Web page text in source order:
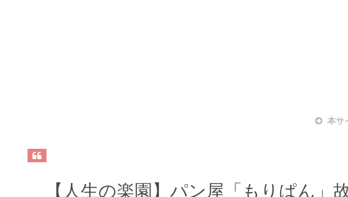
本サ
【人生の楽園】パン屋「もりぱん」